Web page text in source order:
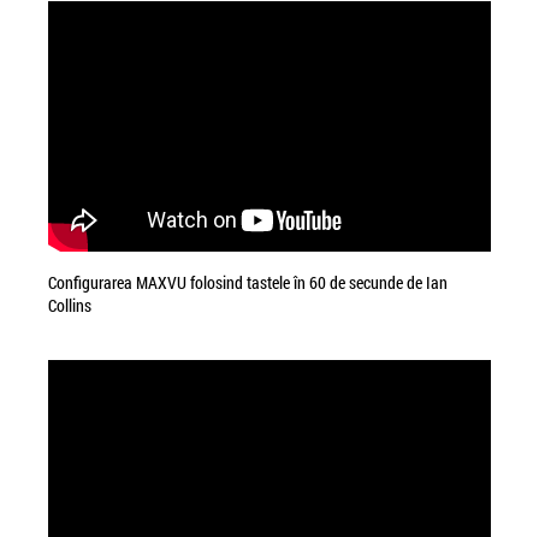
Configurarea MAXVU folosind tastele în 60 de secunde de Ian
Collins